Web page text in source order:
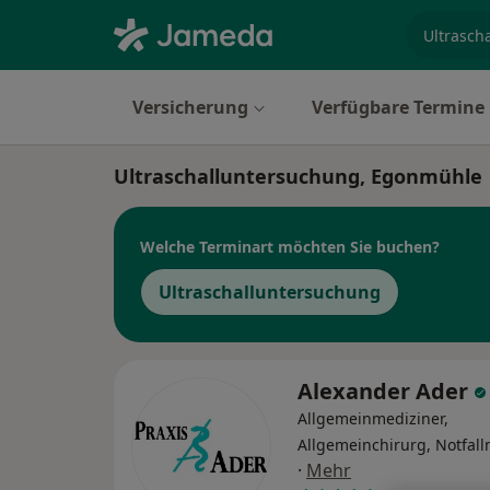
Versicherung Verfügbare Termine
Ultraschalluntersuchung, Egonmühle
Welche Terminart möchten Sie buchen?
Ultraschalluntersuchung
Alexander Ader
Allgemeinmediziner,
Allgemeinchirurg,
· Mehr